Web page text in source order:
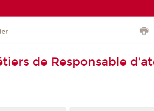
de Responsable